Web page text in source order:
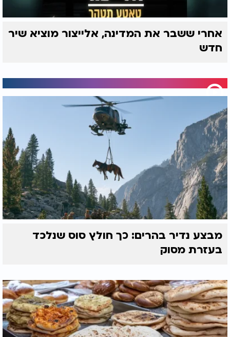
אחרי ששבר את המדינה, אלייצור מוציא שיר
חדש
מבצע נדיר בהרים: כך חולץ סוס שנלכד
בעזרת מסוק